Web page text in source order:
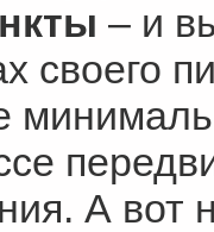
– и
своего
А вот